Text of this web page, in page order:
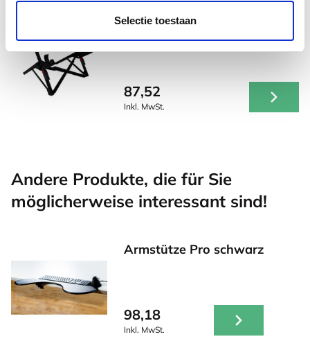
Selectie toestaan
Roost V3 stand -
Laptopständer
87,52
Inkl. MwSt.
Andere Produkte, die für Sie
möglicherweise interessant sind!
Armstütze Pro schwarz
98,18
Inkl. MwSt.